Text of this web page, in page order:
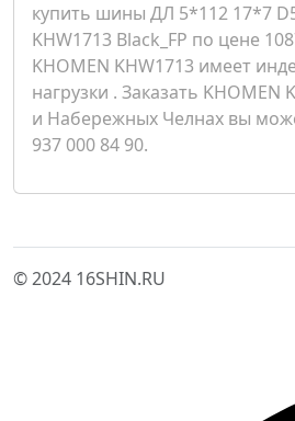
купить шины ДЛ 5*112 17*7
KHW1713 Black_FP по цене
KHOMEN KHW1713 имеет
нагрузки . Заказать KHOMEN
и Набережных Челнах вы
937 000 84 90.
© 2024 16SHIN.RU